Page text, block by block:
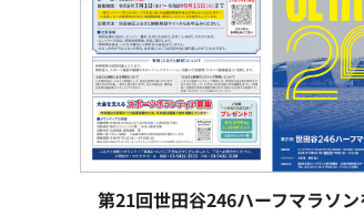
第21回世田谷246ハーフマラソ